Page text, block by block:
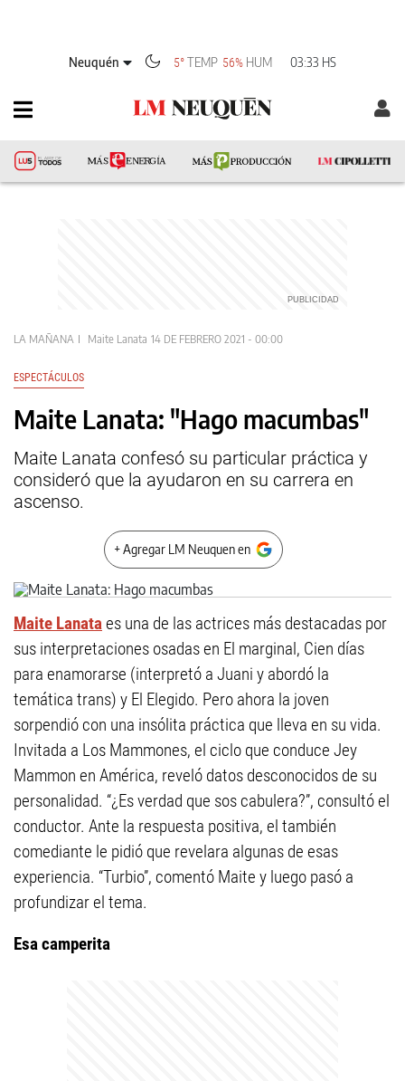
Neuquén 5° TEMP 56% HUM 03:33 HS
LA MAÑANA Maite Lanata 14 DE FEBRERO 2021 - 00:00
ESPECTÁCULOS
Maite Lanata: "Hago macumbas"
Maite Lanata confesó su particular práctica y
consideró que la ayudaron en su carrera en
ascenso.
+ Agregar LM Neuquen en
Maite Lanataes una de las actrices más destacadas por
sus interpretaciones osadas en El marginal, Cien días
para enamorarse (interpretó a Juani y abordó la
temática trans) y El Elegido. Pero ahora la joven
sorpendió con una insólita práctica que lleva en su vida.
Invitada a Los Mammones, el ciclo que conduce Jey
Mammon en América, reveló datos desconocidos de su
personalidad. “¿Es verdad que sos cabulera?”, consultó el
conductor. Ante la respuesta positiva, el también
comediante le pidió que revelara algunas de esas
experiencia. “Turbio”, comentó Maite y luego pasó a
profundizar el tema.
Esa camperita